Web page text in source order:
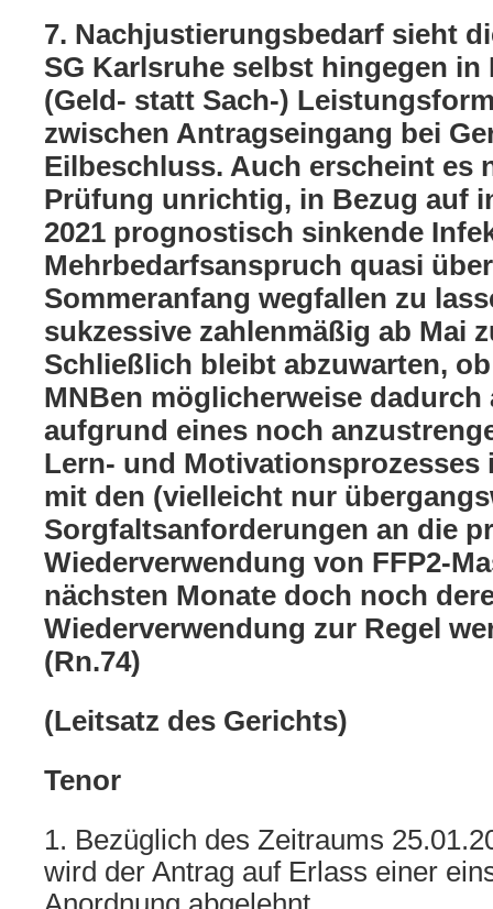
7. Nachjustierungsbedarf sieht
SG Karlsruhe selbst hingegen in
(Geld- statt Sach-)
zwischen Antragseingang bei
Eilbeschluss. Auch erscheint es
Prüfung unrichtig, in Bezug auf
2021 prognostisch sinkende
Mehrbedarfsanspruch quasi
Sommeranfang wegfallen zu
sukzessive zahlenmäßig ab Mai
Schließlich bleibt abzuwarten,
MNBen möglicherweise dadurch
aufgrund eines noch
Lern- und Motivationsprozesses
mit den (vielleicht nur
Sorgfaltsanforderungen an die
Wiederverwendung von FFP2-
nächsten Monate doch noch
Wiederverwendung zur Regel
(Rn.74)
(Leitsatz des Gerichts)
Tenor
1. Bezüglich des Zeitraums
wird der Antrag auf Erlass einer